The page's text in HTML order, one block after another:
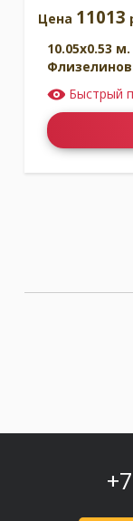
Цена 11013
10.05x0.53
Быстрый